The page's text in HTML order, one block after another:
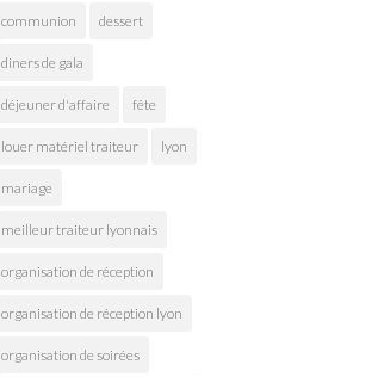
communion dessert
diners de gala
déjeuner d'affaire fête
louer matériel traiteur lyon
mariage
meilleur traiteur lyonnais
organisation de réception
organisation de réception lyon
organisation de soirées